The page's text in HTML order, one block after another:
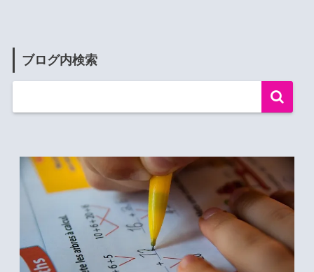
ブログ内検索